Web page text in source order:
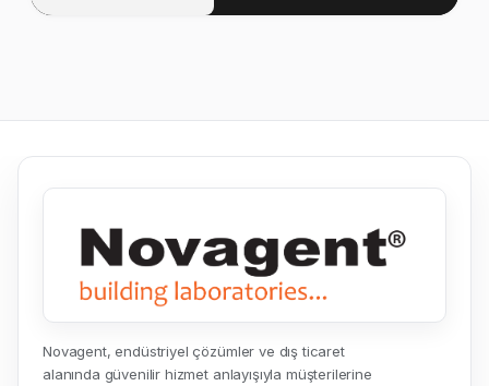
Novagent, endüstriyel çözümler ve dış ticaret
alanında güvenilir hizmet anlayışıyla müşterilerine